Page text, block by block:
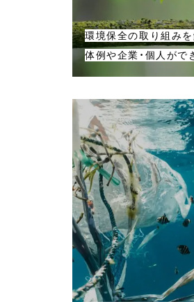
環境保全の取り組み
体例や企業・個人がで